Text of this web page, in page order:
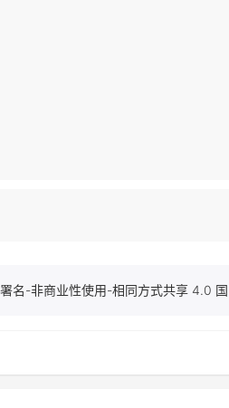
名-非商业性使用-相同方式共享 4.0